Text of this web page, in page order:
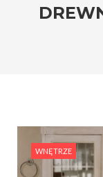
WNĘTRZE